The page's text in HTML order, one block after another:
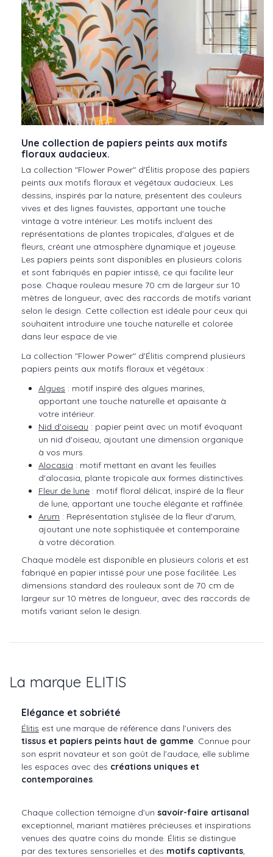
Une collection de papiers peints aux motifs
floraux audacieux.
La collection "Flower Power" d'Élitis propose des papiers
peints aux motifs floraux et végétaux audacieux. Les
dessins, inspirés par la nature, présentent des couleurs
vives et des lignes fauvistes, apportant une touche
vintage à votre intérieur. Les motifs incluent des
représentations de plantes tropicales, d'algues et de
fleurs, créant une atmosphère dynamique et joyeuse.
Les papiers peints sont disponibles en plusieurs coloris
et sont fabriqués en papier intissé, ce qui facilite leur
pose. Chaque rouleau mesure 70 cm de largeur sur 10
mètres de longueur, avec des raccords de motifs variant
selon le design. Cette collection est idéale pour ceux qui
souhaitent introduire une touche naturelle et colorée
dans leur espace de vie.
La collection "Flower Power" d'Élitis comprend plusieurs
papiers peints aux motifs floraux et végétaux :
Algues : motif inspiré des algues marines,
apportant une touche naturelle et apaisante à
votre intérieur.
Nid d'oiseau : papier peint avec un motif évoquant
un nid d'oiseau, ajoutant une dimension organique
à vos murs.
Alocasia : motif mettant en avant les feuilles
d'alocasia, plante tropicale aux formes distinctives.
Fleur de lune : motif floral délicat, inspiré de la fleur
de lune, apportant une touche élégante et raffinée.
Arum : Représentation stylisée de la fleur d'arum,
ajoutant une note sophistiquée et contemporaine
à votre décoration.
Chaque modèle est disponible en plusieurs coloris et est
fabriqué en papier intissé pour une pose facilitée. Les
dimensions standard des rouleaux sont de 70 cm de
largeur sur 10 mètres de longueur, avec des raccords de
motifs variant selon le design.
La marque ELITIS
Elégance et sobriété
Élitis est une marque de référence dans l’univers des
tissus et papiers peints haut de gamme. Connue pour
son esprit novateur et son goût de l’audace, elle sublime
les espaces avec des créations uniques et
contemporaines.
Chaque collection témoigne d’un savoir-faire artisanal
exceptionnel, mariant matières précieuses et inspirations
venues des quatre coins du monde. Élitis se distingue
par des textures sensorielles et des motifs captivants